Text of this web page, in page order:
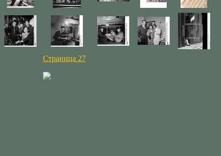
Страница 27